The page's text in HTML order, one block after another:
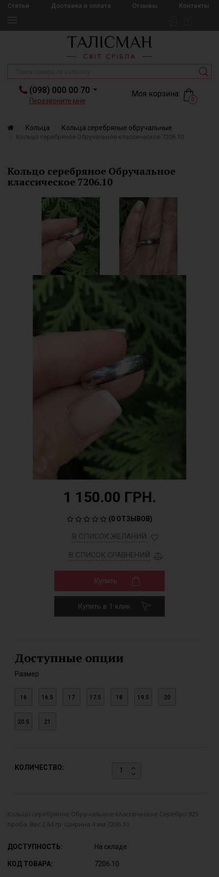
Статьи Доставка и оплата Отзывы Контакты
(098) 000 00 70
Перезвоните мне
Моя корзина:
0
Кольца Кольца серебряные обручальные
Кольцо серебряное Обручальное классическое 7206.10
Кольцо серебряное Обручальное
классическое 7206.10
1 150.00 ГРН.
(0 ОТЗЫВОВ)
В СПИСОК ЖЕЛАНИЙ
В СПИСОК СРАВНЕНИЙ
Купить
Купить в 1 клик
Доступные опции
Размер
16 16.5 17 17.5 18 19.5 20
20.5 21
КОЛИЧЕСТВО:
Кольцо серебряное Обручальное классическое Серебро 925
проба. Вес 2.64 гр. Ширина 4 мм 7206.10
ДОСТУПНОСТЬ: На складе
КОД ТОВАРА: 7206.10